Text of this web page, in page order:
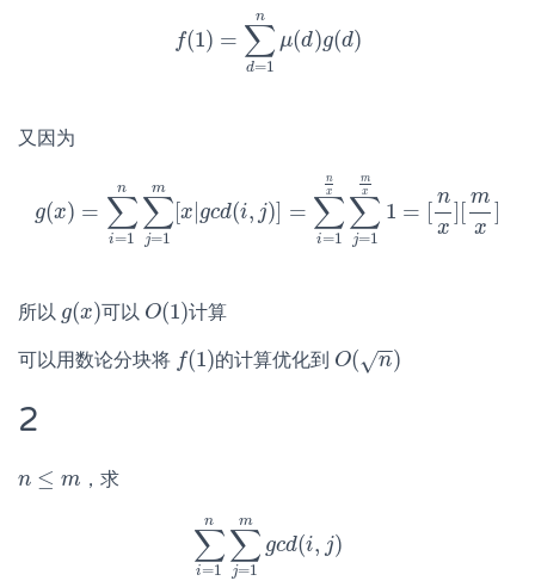
f(1) = ∑
d=1
n
μ(d)g(d)
f(1)=∑ = nμ(d)g(d)
又因为
g(x) = ∑
i=1
n ∑
j=1
m
[x gcd(i, j)] = ∑
i=1
n
x
∑
j=1
m
x
1 = [
n
x
] [
m
x
]
g(x) =∑i =1 ∑j= m [x|gcd (i, j) =∑ =1 x∑ =1m 1= nx]
所以 g(x)
g(x) 可以 O(1)
O(1) 计算
可以用数论分块将 f(1)
f(1) 的计算优化到 O( n
−
−
√ )
O(n)
2
n ≤ m
n≤m ，求
∑
i=1
n ∑
j=1
m
gcd(i, j)
∑i= n =1mgcd(